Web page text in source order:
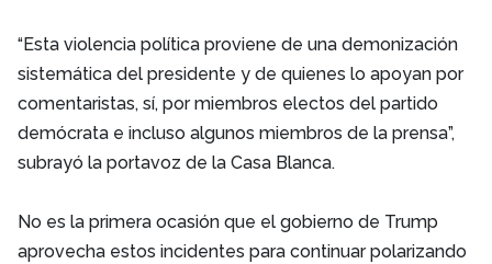
“Esta violencia política proviene de una demonización
sistemática del presidente y de quienes lo apoyan por
comentaristas, sí, por miembros electos del partido
demócrata e incluso algunos miembros de la prensa”,
subrayó la portavoz de la Casa Blanca.
No es la primera ocasión que el gobierno de Trump
aprovecha estos incidentes para continuar polarizando